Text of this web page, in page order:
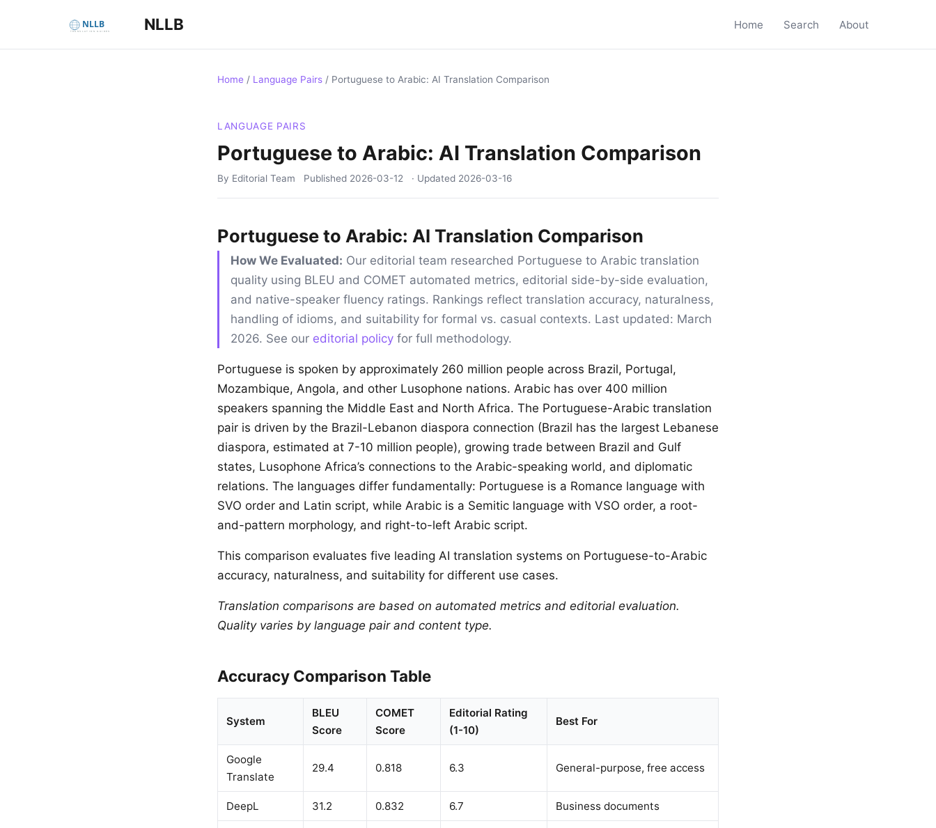
NLLB Home Search About
Home / Language Pairs / Portuguese to Arabic: AI Translation Comparison
LANGUAGE PAIRS
Portuguese to Arabic: AI Translation Comparison
By Editorial Team Published 2026-03-12 · Updated 2026-03-16
Portuguese to Arabic: AI Translation Comparison
How We Evaluated: Our editorial team researched Portuguese to Arabic translation
quality using BLEU and COMET automated metrics, editorial side-by-side evaluation,
and native-speaker fluency ratings. Rankings reflect translation accuracy, naturalness,
handling of idioms, and suitability for formal vs. casual contexts. Last updated: March
2026. See our editorial policy for full methodology.
Portuguese is spoken by approximately 260 million people across Brazil, Portugal,
Mozambique, Angola, and other Lusophone nations. Arabic has over 400 million
speakers spanning the Middle East and North Africa. The Portuguese-Arabic translation
pair is driven by the Brazil-Lebanon diaspora connection (Brazil has the largest Lebanese
diaspora, estimated at 7-10 million people), growing trade between Brazil and Gulf
states, Lusophone Africa’s connections to the Arabic-speaking world, and diplomatic
relations. The languages differ fundamentally: Portuguese is a Romance language with
SVO order and Latin script, while Arabic is a Semitic language with VSO order, a root-
and-pattern morphology, and right-to-left Arabic script.
This comparison evaluates five leading AI translation systems on Portuguese-to-Arabic
accuracy, naturalness, and suitability for different use cases.
Translation comparisons are based on automated metrics and editorial evaluation.
Quality varies by language pair and content type.
Accuracy Comparison Table
System
BLEU
Score
COMET
Score
Editorial Rating
(1-10)
Best For
Google
Translate
29.4 0.818 6.3 General-purpose, free access
DeepL 31.2 0.832 6.7 Business documents